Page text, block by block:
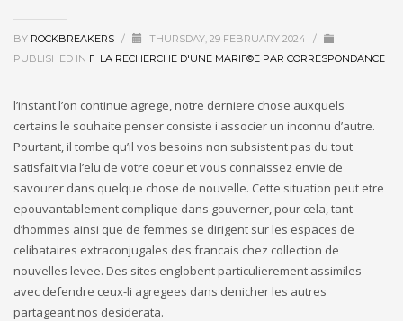
BY ROCKBREAKERS / THURSDAY, 29 FEBRUARY 2024 /
PUBLISHED IN Г LA RECHERCHE D'UNE MARIГ©E PAR CORRESPONDANCE
l’instant l’on continue agrege, notre derniere chose auxquels
certains le souhaite penser consiste i associer un inconnu d’autre.
Pourtant, il tombe qu’il vos besoins non subsistent pas du tout
satisfait via l’elu de votre coeur et vous connaissez envie de
savourer dans quelque chose de nouvelle. Cette situation peut etre
epouvantablement complique dans gouverner, pour cela, tant
d’hommes ainsi que de femmes se dirigent sur les espaces de
celibataires extraconjugales des francais chez collection de
nouvelles levee. Des sites englobent particulierement assimiles
avec defendre ceux-li agregees dans denicher les autres
partageant nos desiderata.